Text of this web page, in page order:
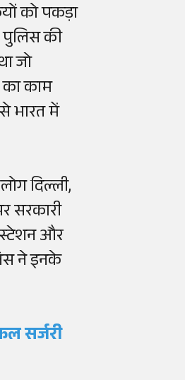
को पकड़ा
पुलिस की
जो
का काम
भारत में
दिल्ली,
सरकारी
स्टेशन और
ने इनके
सर्जरी